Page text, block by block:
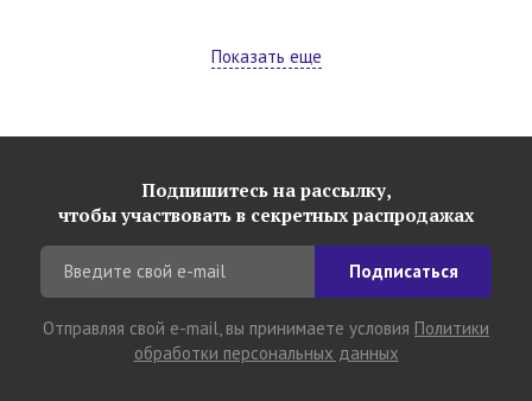
Показать еще
Подпишитесь на рассылку,
чтобы участвовать в секретных распродажах
Подписаться
Отправляя свой e-mail, вы принимаете условия Политики
обработки персональных данных